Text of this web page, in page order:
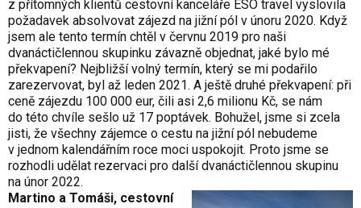
z přítomných klientů cestovní kanceláře ESO travel vyslovila
požadavek absolvovat zájezd na jižní pól v únoru 2020. Když
jsem ale tento termín chtěl v červnu 2019 pro naši
dvanáctičlennou skupinku závazně objednat, jaké bylo mé
překvapení? Nejbližší volný termín, který se mi podařilo
zarezervovat, byl až leden 2021. A ještě druhé překvapení: při
ceně zájezdu 100 000 eur, čili asi 2,6 milionu Kč, se nám
do této chvíle sešlo už 17 poptávek. Bohužel, jsme si zcela
jisti, že všechny zájemce o cestu na jižní pól nebudeme
v jednom kalendářním roce moci uspokojit. Proto jsme se
rozhodli udělat rezervaci pro další dvanáctičlennou skupinu
na únor 2022.
Martino a Tomáši, cestovní